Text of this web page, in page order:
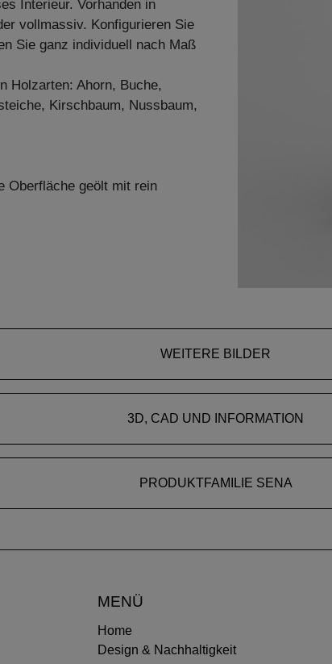
Interieur. Vorhanden in
vollmassiv. Konfigurieren Sie
Sie ganz individuell nach Maß
Holzarten: Ahorn, Buche,
Kirschbaum, Nussbaum,
Oberfläche geölt mit rein
WEITERE BILDER
3D, CAD UND INFORMATION
PRODUKTFAMILIE SENA
MENÜ
Home
Design & Nachhaltigkeit